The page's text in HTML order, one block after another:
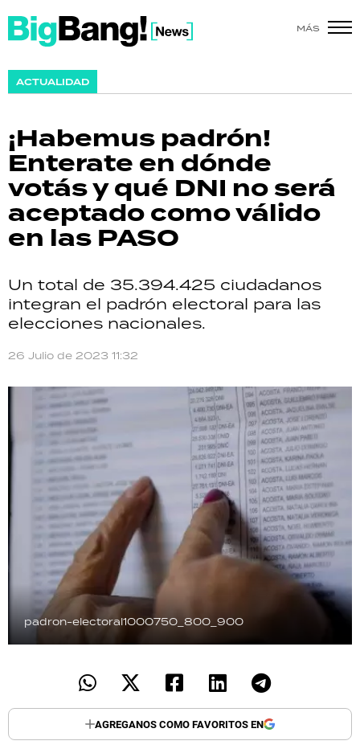
MÁS
ACTUALIDAD
¡Habemus padrón!
Enterate en dónde
votás y qué DNI no será
aceptado como válido
en las PASO
Un total de 35.394.425 ciudadanos
integran el padrón electoral para las
elecciones nacionales.
26 Julio de 2023 11:32
padron-electoral1000750_800_900
AGREGANOS COMO FAVORITOS EN
SHOW
ACTUALIDAD
POLICIALES
ECONOMÍA
SALUD
DEPORTES
TECNOLOGÍA
RECETAS
PALABRAS
HORÓSCOPO
Seguinos